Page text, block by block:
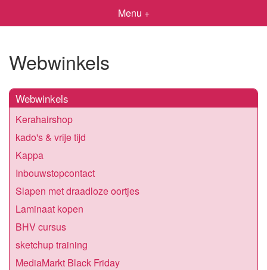
Menu +
Webwinkels
Webwinkels
Kerahairshop
kado's & vrije tijd
Kappa
Inbouwstopcontact
Slapen met draadloze oortjes
Laminaat kopen
BHV cursus
sketchup training
MediaMarkt Black Friday